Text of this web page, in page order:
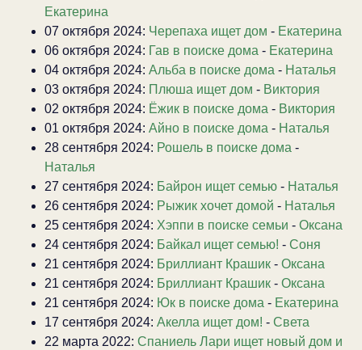
Екатерина
07 октября 2024: Черепаха ищет дом - Екатерина
06 октября 2024: Гав в поиске дома - Екатерина
04 октября 2024: Альба в поиске дома - Наталья
03 октября 2024: Плюша ищет дом - Виктория
02 октября 2024: Ёжик в поиске дома - Виктория
01 октября 2024: Айно в поиске дома - Наталья
28 сентября 2024: Рошель в поиске дома -
Наталья
27 сентября 2024: Байрон ищет семью - Наталья
26 сентября 2024: Рыжик хочет домой - Наталья
25 сентября 2024: Хэппи в поиске семьи - Оксана
24 сентября 2024: Байкал ищет семью! - Соня
21 сентября 2024: Бриллиант Крашик - Оксана
21 сентября 2024: Бриллиант Крашик - Оксана
21 сентября 2024: Юк в поиске дома - Екатерина
17 сентября 2024: Акелла ищет дом! - Света
22 марта 2022: Спаниель Лари ищет новый дом и